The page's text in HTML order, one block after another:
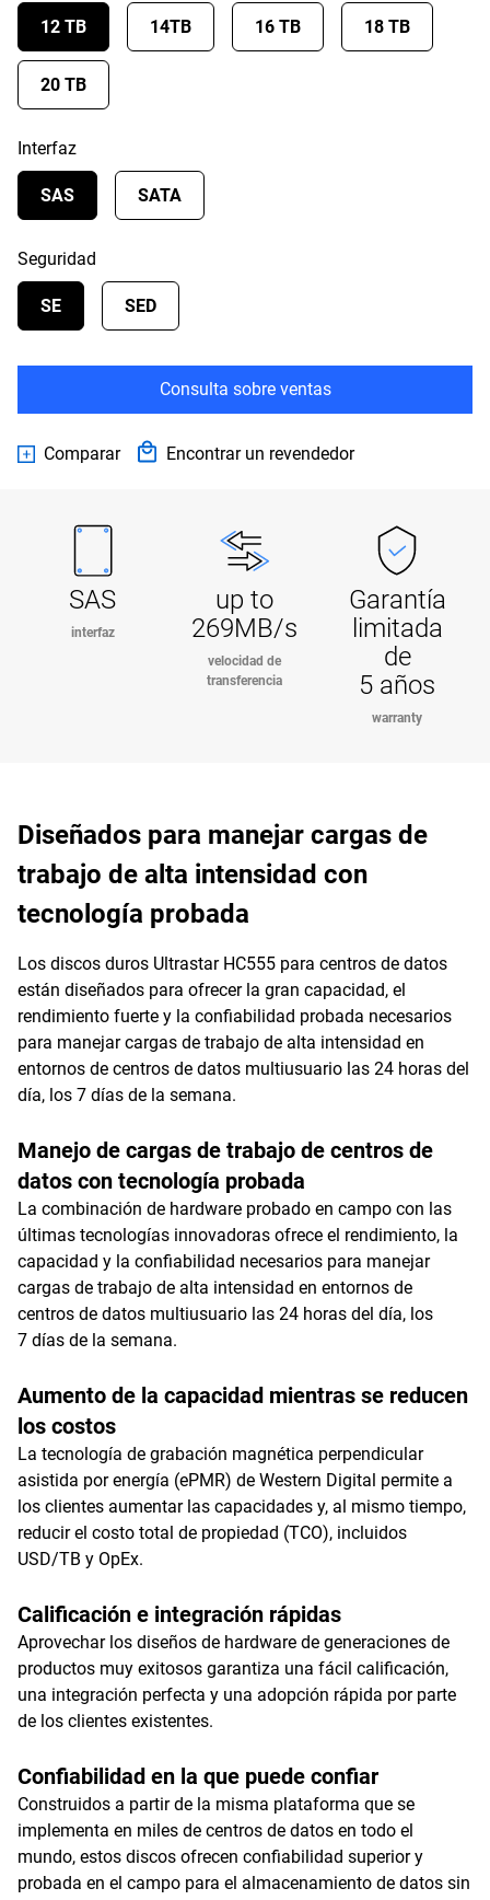
12 TB 14TB 16 TB 18 TB
20 TB
Interfaz
SAS SATA
Seguridad
SE SED
Consulta sobre ventas
Comparar Encontrar un revendedor
SAS
interfaz
up to
269MB/s
velocidad de
transferencia
Garantía
limitada
de
5 años
warranty
Diseñados para manejar cargas de
trabajo de alta intensidad con
tecnología probada
Los discos duros Ultrastar HC555 para centros de datos
están diseñados para ofrecer la gran capacidad, el
rendimiento fuerte y la confiabilidad probada necesarios
para manejar cargas de trabajo de alta intensidad en
entornos de centros de datos multiusuario las 24 horas del
día, los 7 días de la semana.
Manejo de cargas de trabajo de centros de
datos con tecnología probada
La combinación de hardware probado en campo con las
últimas tecnologías innovadoras ofrece el rendimiento, la
capacidad y la confiabilidad necesarios para manejar
cargas de trabajo de alta intensidad en entornos de
centros de datos multiusuario las 24 horas del día, los
7 días de la semana.
Aumento de la capacidad mientras se reducen
los costos
La tecnología de grabación magnética perpendicular
asistida por energía (ePMR) de Western Digital permite a
los clientes aumentar las capacidades y, al mismo tiempo,
reducir el costo total de propiedad (TCO), incluidos
USD/TB y OpEx.
Calificación e integración rápidas
Aprovechar los diseños de hardware de generaciones de
productos muy exitosos garantiza una fácil calificación,
una integración perfecta y una adopción rápida por parte
de los clientes existentes.
Confiabilidad en la que puede confiar
Construidos a partir de la misma plataforma que se
implementa en miles de centros de datos en todo el
mundo, estos discos ofrecen confiabilidad superior y
probada en el campo para el almacenamiento de datos sin